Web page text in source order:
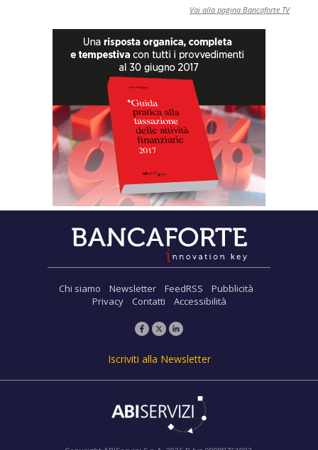
Vai alla pagina Bancaforte TV
Chi siamo Newsletter FeedRSS
Pubblicità
Privacy
Contatti Accessibilità
Iscriviti alla Newsletter